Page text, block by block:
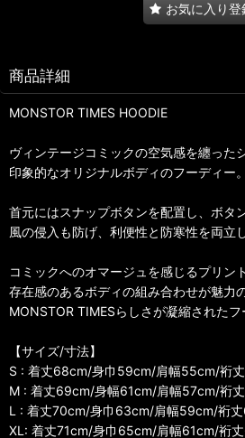
お気に入り登
商品詳細
MONSTOR TIMES HOODIE
ヴィンテージコミックの空気感を纏った
印象的なオリジナルボディのフーディー。
首元にはスナップボタンを配置し、ボタ
風の侵入も防げ、利便性と防寒性を両立
コミックへのオマージュを感じるプリン
存在感のあるボディの組み合わせが魅力の
MONSTOR TIMESらしさが凝縮されたフ
【サイズ/寸法】
S : 着丈68cm/身巾59cm/肩幅55cm/裄
M : 着丈69cm/身幅61cm/肩幅57cm/裄
L : 着丈70cm/身巾63cm/肩幅59cm/裄
XL: 着丈71cm/身巾65cm/肩幅61cm/裄